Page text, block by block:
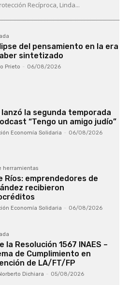
Recíproca, Linda...
del pensamiento en la era
sintetizado
Prieto - 06/08/2026
lanzó la segunda temporada
“Tengo un amigo judío”
Economía Solidaria - 06/08/2026
herramientas
Ríos: emprendedores de
recibieron
Economía Solidaria - 06/08/2026
la Resolución 1567 INAES –
de Cumplimiento en
de LA/FT/FP
Dichiara - 05/08/2026